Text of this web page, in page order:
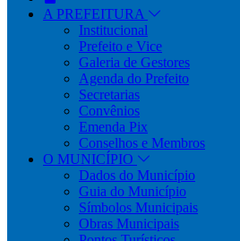
A PREFEITURA
Institucional
Prefeito e Vice
Galeria de Gestores
Agenda do Prefeito
Secretarias
Convênios
Emenda Pix
Conselhos e Membros
O MUNICÍPIO
Dados do Município
Guia do Município
Símbolos Municipais
Obras Municipais